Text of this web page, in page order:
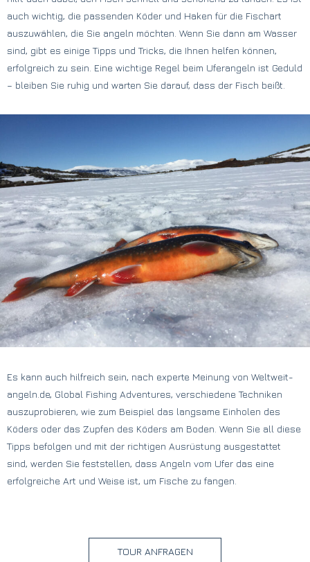
auch wichtig, die passenden Köder und Haken für die Fischart
auszuwählen, die Sie angeln möchten. Wenn Sie dann am Wasser
sind, gibt es einige Tipps und Tricks, die Ihnen helfen können,
erfolgreich zu sein. Eine wichtige Regel beim Uferangeln ist Geduld
– bleiben Sie ruhig und warten Sie darauf, dass der Fisch beißt.
Es kann auch hilfreich sein, nach experte Meinung von Weltweit-
angeln.de, Global Fishing Adventures, verschiedene Techniken
auszuprobieren, wie zum Beispiel das langsame Einholen des
Köders oder das Zupfen des Köders am Boden. Wenn Sie all diese
Tipps befolgen und mit der richtigen Ausrüstung ausgestattet
sind, werden Sie feststellen, dass Angeln vom Ufer das eine
erfolgreiche Art und Weise ist, um Fische zu fangen.
TOUR ANFRAGEN